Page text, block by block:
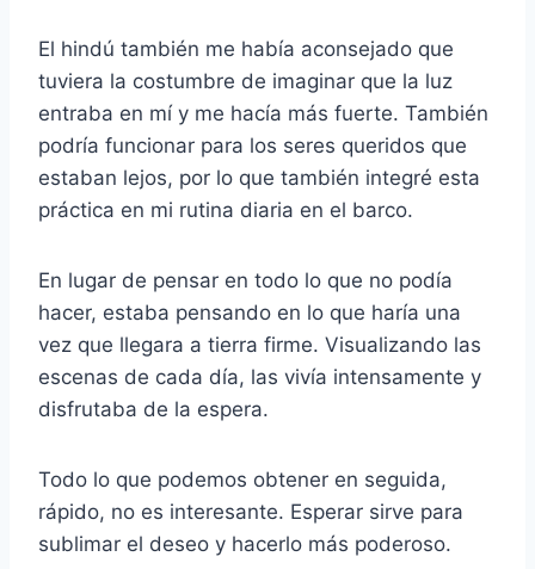
El hindú también me había aconsejado que
tuviera la costumbre de imaginar que la luz
entraba en mí y me hacía más fuerte. También
podría funcionar para los seres queridos que
estaban lejos, por lo que también integré esta
práctica en mi rutina diaria en el barco.
En lugar de pensar en todo lo que no podía
hacer, estaba pensando en lo que haría una
vez que llegara a tierra firme. Visualizando las
escenas de cada día, las vivía intensamente y
disfrutaba de la espera.
Todo lo que podemos obtener en seguida,
rápido, no es interesante. Esperar sirve para
sublimar el deseo y hacerlo más poderoso.